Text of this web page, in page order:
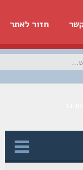
חזור לאתר